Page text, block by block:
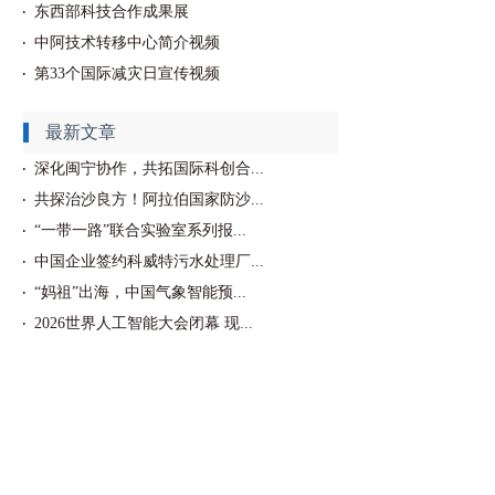
东西部科技合作成果展
中阿技术转移中心简介视频
第33个国际减灾日宣传视频
最新文章
深化闽宁协作，共拓国际科创合...
共探治沙良方！阿拉伯国家防沙...
“一带一路”联合实验室系列报...
中国企业签约科威特污水处理厂...
“妈祖”出海，中国气象智能预...
2026世界人工智能大会闭幕 现...